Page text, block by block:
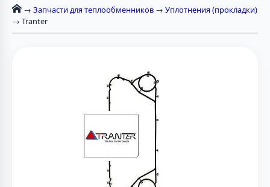
→ Запчасти для теплообменников → Уплотнения (прокладки)
→ Tranter